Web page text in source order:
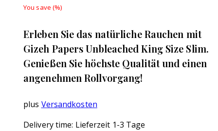
You save (%)
Erleben Sie das natürliche Rauchen mit
Gizeh Papers Unbleached King Size Slim.
Genießen Sie höchste Qualität und einen
angenehmen Rollvorgang!
plus Versandkosten
Delivery time: Lieferzeit 1-3 Tage